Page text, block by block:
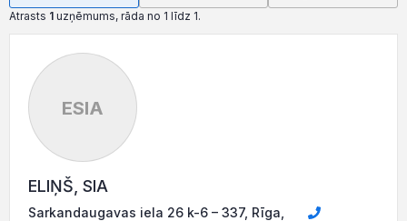
Atrasts 1 uzņēmums, rāda no 1 līdz 1.
ESIA
ELIŅŠ, SIA
Sarkandaugavas iela 26 k-6 – 337, Rīga,